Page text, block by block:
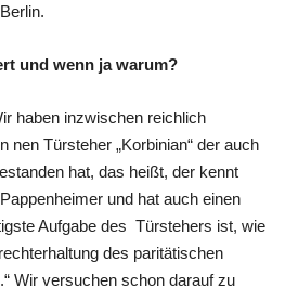
und wenn ja warum?
haben inzwischen reichlich
nen Türsteher „Korbinian“ der auch
hat, das heißt, der kennt
und hat auch einen
Aufgabe des Türstehers ist, wie
des paritätischen
Wir versuchen schon darauf zu